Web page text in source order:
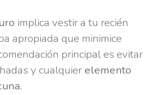
implica vestir a tu recién
apropiada que minimice
principal es evitar
y cualquier elemento
.